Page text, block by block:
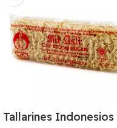
Tallarines Indonesios